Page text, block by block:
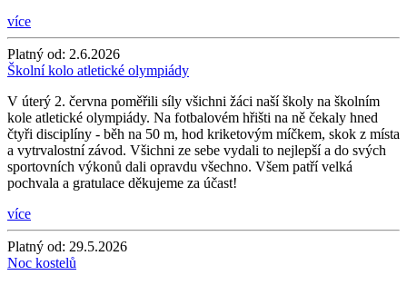
více
Platný od: 2.6.2026
Školní kolo atletické olympiády
V úterý 2. června poměřili síly všichni žáci naší školy na školním
kole atletické olympiády. Na fotbalovém hřišti na ně čekaly hned
čtyři disciplíny - běh na 50 m, hod kriketovým míčkem, skok z místa
a vytrvalostní závod. Všichni ze sebe vydali to nejlepší a do svých
sportovních výkonů dali opravdu všechno. Všem patří velká
pochvala a gratulace děkujeme za účast!
více
Platný od: 29.5.2026
Noc kostelů